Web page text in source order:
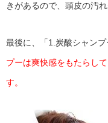
きがあるので、頭皮の汚
最後に、「1.炭酸シャンプ
プーは爽快感をもたらし
す。